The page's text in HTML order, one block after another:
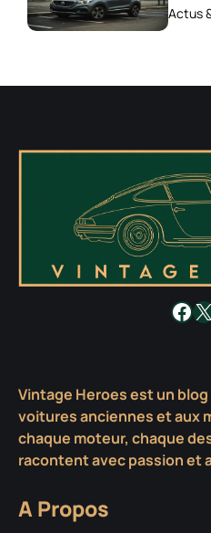
2026
Actus
X
Vintage Heroes est un
voitures anciennes et aux
chaque moteur, chaque
racontent avec passion et
A Propos